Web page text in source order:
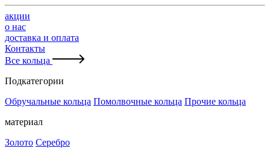
акции
о нас
доставка и оплата
Контакты
Все кольца
Подкатегории
Обручальные кольца Помолвочные кольца Прочие кольца
материал
Золото Серебро